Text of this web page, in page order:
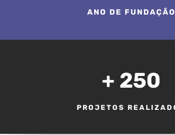
ANO DE FUNDAÇÃO
+ 250
PROJETOS